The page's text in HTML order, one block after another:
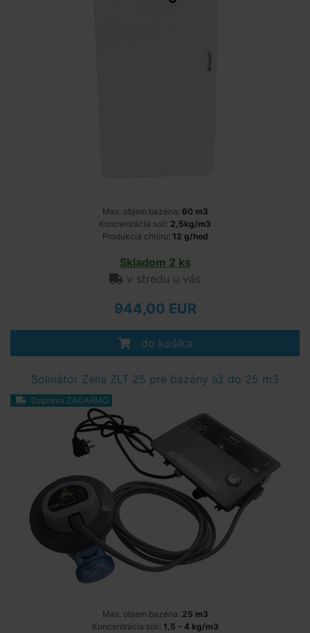
Max. objem bazéna: 60 m3
Koncentrácia soli: 2,5kg/m3
Produkcia chlóru: 12 g/hod
Skladom 2 ks
v stredu u vás
944,00 EUR
do košíka
Solinátor Zelia ZLT 25 pre bazény až do 25 m3
Doprava ZADARMO
Max. objem bazéna: 25 m3
Koncentrácia soli: 1,5 - 4 kg/m3